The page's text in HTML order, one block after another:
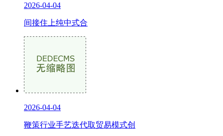
2026-04-04
间接住上纯中式合
2026-04-04
鞭策行业手艺迭代取贸易模式创